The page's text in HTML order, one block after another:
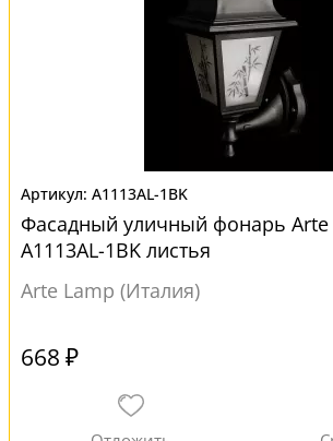
A1113AL-1BK
Фасадный уличный фонарь Arte
A1113AL-1BK листья
Arte Lamp (Италия)
668 ₽